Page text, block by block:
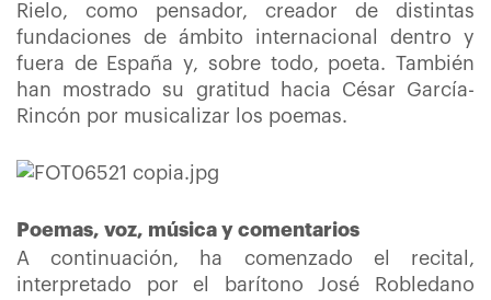
Rielo, como pensador, creador de distintas
fundaciones de ámbito internacional dentro y
fuera de España y, sobre todo, poeta. También
han mostrado su gratitud hacia César García-
Rincón por musicalizar los poemas.
Poemas, voz, música y comentarios
A continuación, ha comenzado el recital,
interpretado por el barítono José Robledano